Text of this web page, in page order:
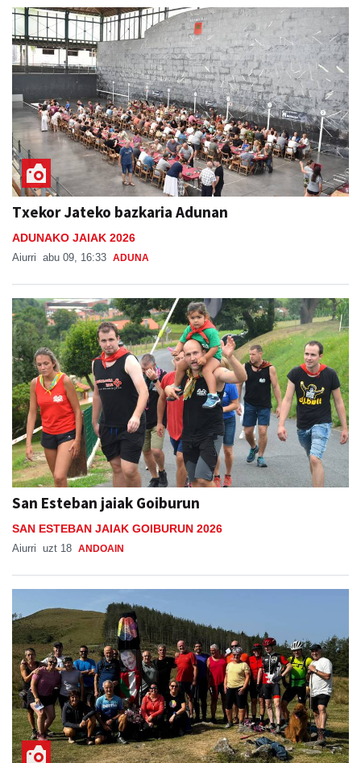
Txekor Jateko bazkaria Adunan
ADUNAKO JAIAK 2026
Aiurri abu 09, 16:33 ADUNA
San Esteban jaiak Goiburun
SAN ESTEBAN JAIAK GOIBURUN 2026
Aiurri uzt 18 ANDOAIN